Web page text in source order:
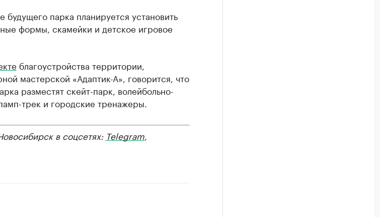
парка планируется установить
формы, скамейки и детское игровое
благоустройства территории,
мастерской «Адаптик-А», говорится, что
разместят скейт-парк, волейбольно-
трек и городские тренажеры.
в соцсетях: Telegram,